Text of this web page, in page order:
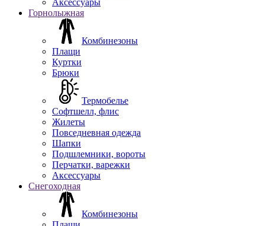
Горнолыжная
Комбинезоны
Плащи
Куртки
Брюки
Термобелье
Софтшелл, флис
Жилеты
Повседневная одежда
Шапки
Подшлемники, вороты
Перчатки, варежки
Аксессуары
Снегоходная
Комбинезоны